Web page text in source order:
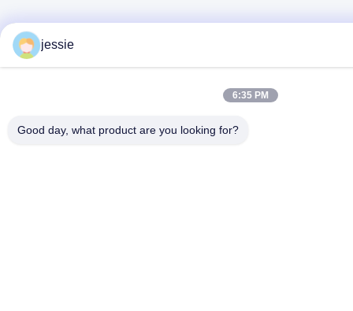
jessie
6:35 PM
Good day, what product are you looking for?